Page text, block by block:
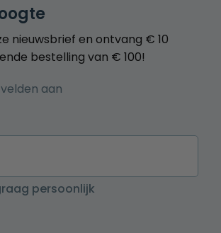
nieuwsbrief en ontvang € 10
bestelling van € 100!
aan
persoonlijk